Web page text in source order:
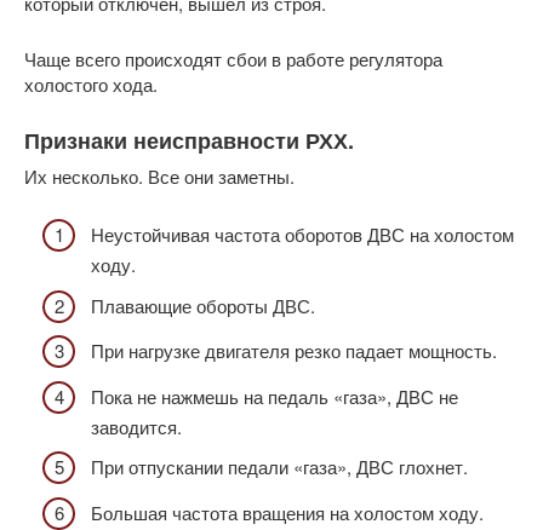
Чаще всего происходят сбои в работе регулятора
холостого хода.
Признаки неисправности РХХ.
Их несколько. Все они заметны.
Неустойчивая частота оборотов ДВС на холостом
ходу.
Плавающие обороты ДВС.
При нагрузке двигателя резко падает мощность.
Пока не нажмешь на педаль «газа», ДВС не
заводится.
При отпускании педали «газа», ДВС глохнет.
Большая частота вращения на холостом ходу.